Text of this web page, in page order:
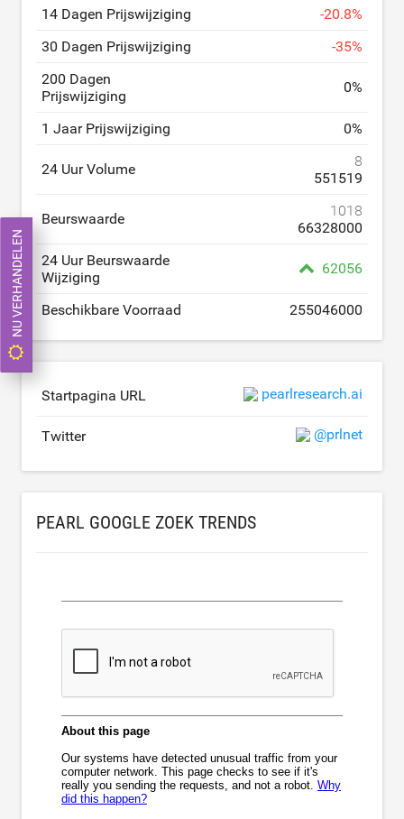
14 Dagen Prijswijziging -20.8%
30 Dagen Prijswijziging
-35%
200 Dagen
Prijswijziging
0%
1 Jaar Prijswijziging 0%
24 Uur Volume
8
551519
Beurswaarde
1018
66328000
24 Uur Beurswaarde
Wijziging
62056
Beschikbare Voorraad 255046000
Startpagina URL pearlresearch.ai
Twitter @prlnet
PEARL GOOGLE ZOEK TRENDS
NU VERHANDELEN